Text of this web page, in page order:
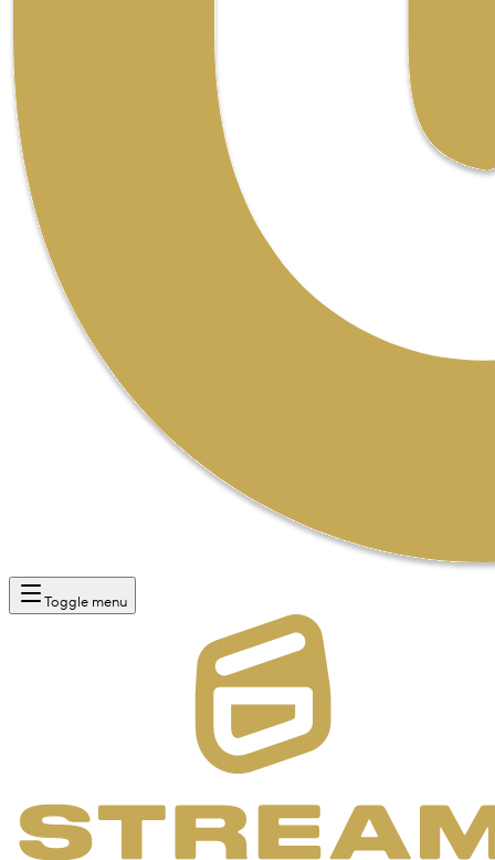
Toggle menu